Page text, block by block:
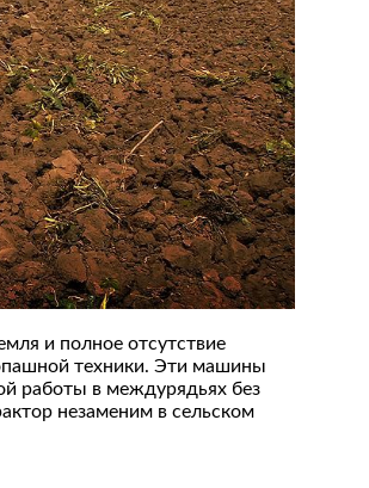
и полное отсутствие
техники. Эти машины
работы в междурядьях без
незаменим в сельском